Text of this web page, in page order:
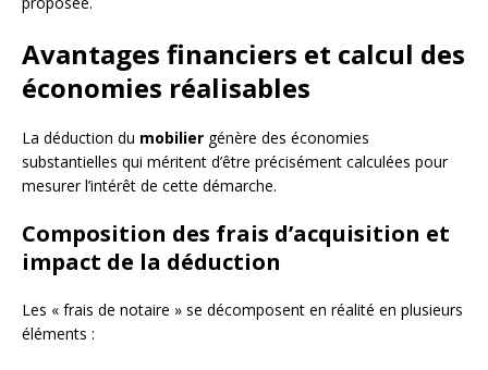
Avantages financiers et calcul des
économies réalisables
La déduction du mobilier génère des économies
substantielles qui méritent d’être précisément calculées pour
mesurer l’intérêt de cette démarche.
Composition des frais d’acquisition et
impact de la déduction
Les « frais de notaire » se décomposent en réalité en plusieurs
éléments :